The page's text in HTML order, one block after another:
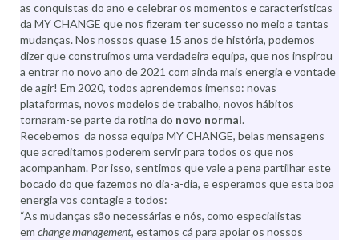
as conquistas do ano e celebrar os momentos e características
da MY CHANGE que nos fizeram ter sucesso no meio a tantas
mudanças. Nos nossos quase 15 anos de história, podemos
dizer que construímos uma verdadeira equipa, que nos inspirou
a entrar no novo ano de 2021 com ainda mais energia e vontade
de agir! Em 2020, todos aprendemos imenso: novas
plataformas, novos modelos de trabalho, novos hábitos
tornaram-se parte da rotina do novo normal.
Recebemos da nossa equipa MY CHANGE, belas mensagens
que acreditamos poderem servir para todos os que nos
acompanham. Por isso, sentimos que vale a pena partilhar este
bocado do que fazemos no dia-a-dia, e esperamos que esta boa
energia vos contagie a todos:
“As mudanças são necessárias e nós, como especialistas
em change management, estamos cá para apoiar os nossos